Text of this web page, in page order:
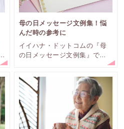
母の日メッセージ文例集！悩
んだ時の参考に
イイハナ・ドットコムの『母
の日メッセージ文例集』で
のプレゼントにメッセージを
つけて、感謝の気持ちを伝え
ても素敵ですね。母の日メッ
セージに何を書いたら？と迷
っている人、案外多いので